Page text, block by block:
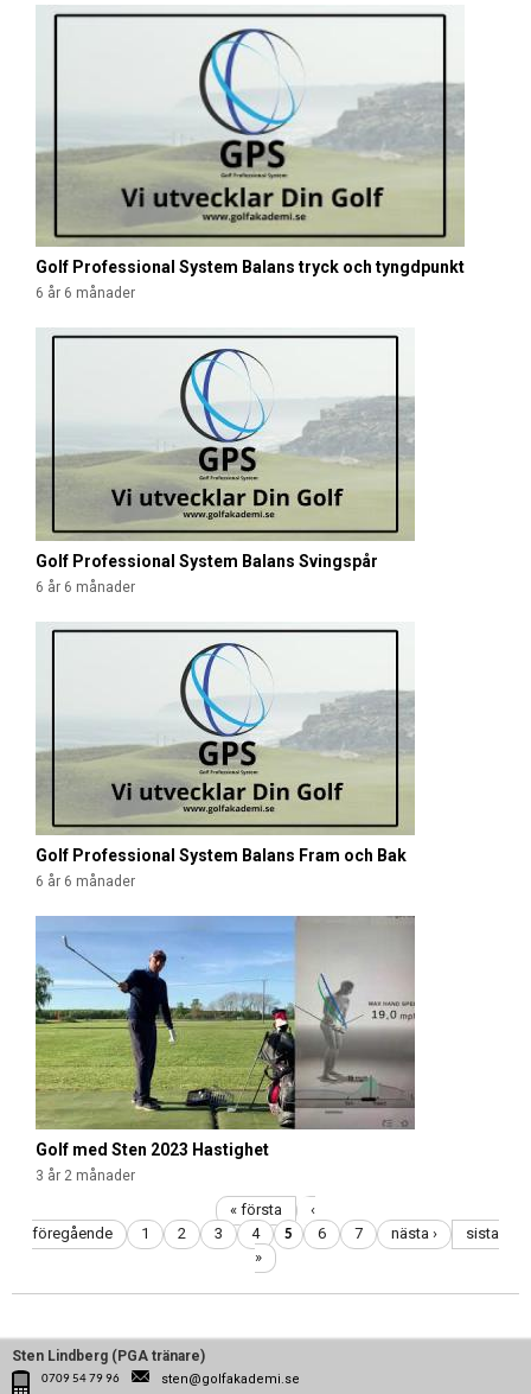
Golf Professional System Balans tryck och tyngdpunkt
6 år 6 månader
Golf Professional System Balans Svingspår
6 år 6 månader
Golf Professional System Balans Fram och Bak
6 år 6 månader
Golf med Sten 2023 Hastighet
3 år 2 månader
« första
‹
föregående
1 2 3 4 5 6 7 nästa ›
sista
»
Sten Lindberg (PGA tränare)
0709 54 79 96 sten@golfakademi.se